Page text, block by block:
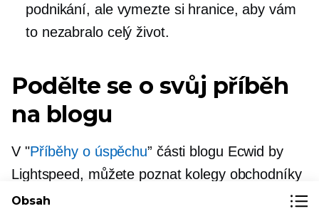
podnikání, ale vymezte si hranice, aby vám
to nezabralo celý život.
Podělte se o svůj příběh
na blogu
V "Příběhy o úspěchu” části blogu Ecwid by
Lightspeed, můžete poznat kolegy obchodníky
a učit se od nich
svojí zkušenosti.
Obsah